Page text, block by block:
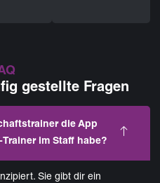
gestellte Fragen
die App
im Staff habe?
Sie gibt dir ein